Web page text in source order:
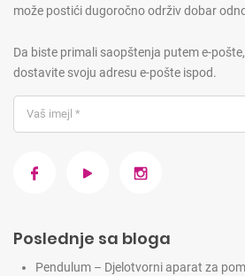
može postići dugoročno održiv dobar
Da biste primali saopštenja putem e-
dostavite svoju adresu e-pošte ispod.
Poslednje sa bloga
Pendulum – Djelotvorni aparat za